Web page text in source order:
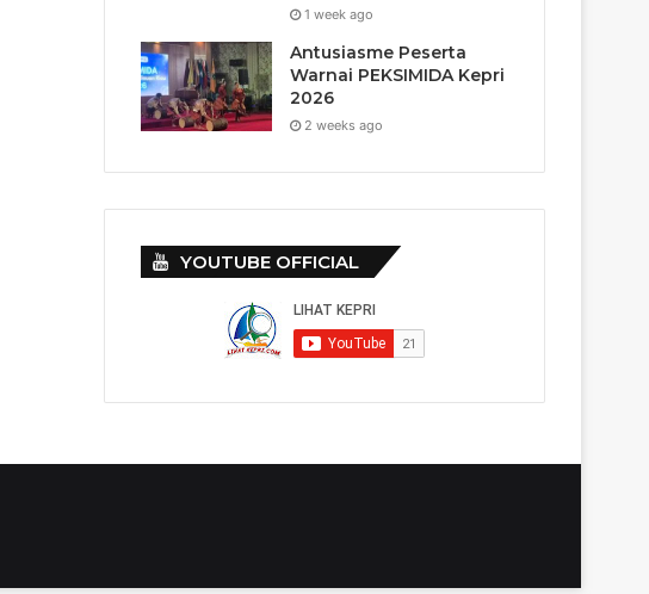
1 week ago
Antusiasme Peserta
Warnai PEKSIMIDA Kepri
2026
2 weeks ago
YOUTUBE OFFICIAL